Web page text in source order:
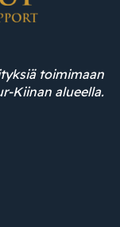
toimimaan
Kiinan alueella.